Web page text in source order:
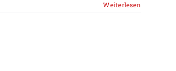
Weiterlesen